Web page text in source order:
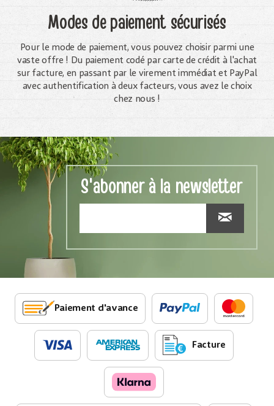
Modes de paiement sécurisés
Pour le mode de paiement, vous pouvez choisir parmi une
vaste offre ! Du paiement codé par carte de crédit à l'achat
sur facture, en passant par le virement immédiat et PayPal
avec authentification à deux facteurs, vous avez le choix
chez nous !
S'abonner à la newsletter
Paiement d'avance
Facture